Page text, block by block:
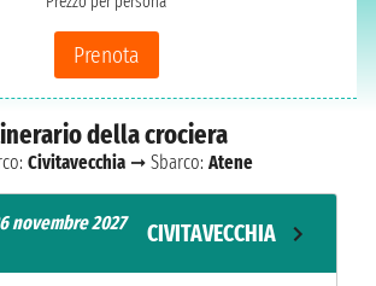
Prenota
della crociera
Civitavecchia➞ Sbarco: Atene
novembre 2027
CIVITAVECCHIA